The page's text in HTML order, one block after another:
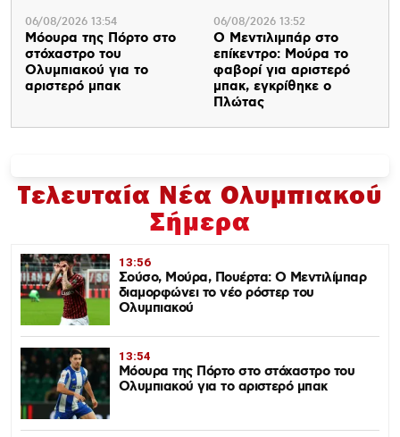
06/08/2026 13:54
Μόουρα της Πόρτο στο
στόχαστρο του
Ολυμπιακού για το
αριστερό μπακ
06/08/2026 13:52
Ο Μεντιλιμπάρ στο
επίκεντρο: Μούρα το
φαβορί για αριστερό
μπακ, εγκρίθηκε ο
Πλώτας
Τελευταία Νέα Ολυμπιακού
Σήμερα
13:56
Σούσο, Μούρα, Πουέρτα: Ο Μεντιλίμπαρ
διαμορφώνει το νέο ρόστερ του
Ολυμπιακού
13:54
Μόουρα της Πόρτο στο στόχαστρο του
Ολυμπιακού για το αριστερό μπακ